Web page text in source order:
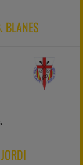
BLANES
–